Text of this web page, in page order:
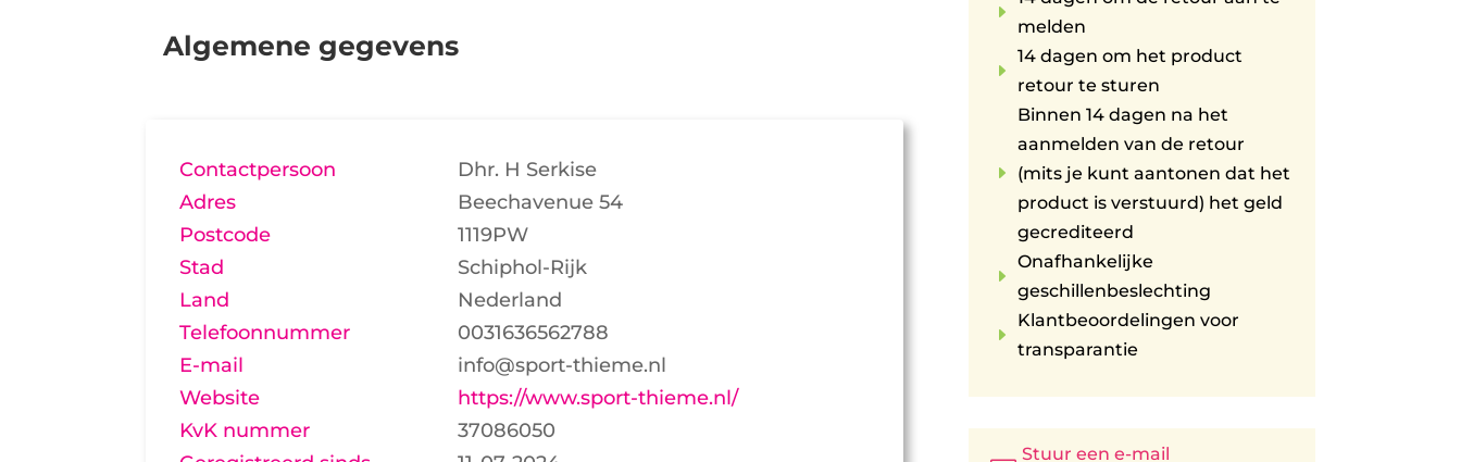
Algemene gegevens
Contactpersoon
Dhr. H Serkise
Adres
Beechavenue 54
Postcode
1119PW
Stad
Schiphol-Rijk
Land
Nederland
Telefoonnummer
0031636562788
E-mail
info@sport-thieme.nl
Website
https://www.sport-thieme.nl/
KvK nummer
37086050
E
melden
E
14 dagen om het product
retour te sturen
E
Binnen 14 dagen na het
aanmelden van de retour
(mits je kunt aantonen dat het
product is verstuurd) het geld
gecrediteerd
E
Onafhankelijke
geschillenbeslechting
E
Klantbeoordelingen voor
transparantie
Stuur een e-mail